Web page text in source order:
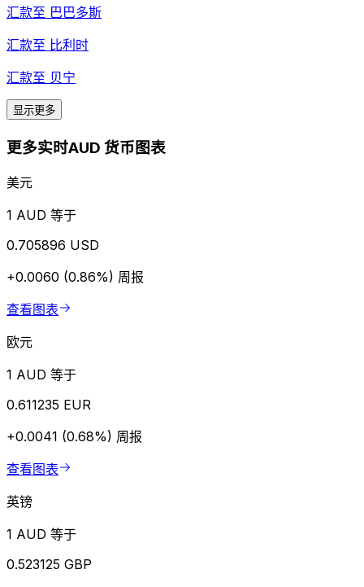
汇款至 巴巴多斯
汇款至 比利时
汇款至 贝宁
显示更多
更多实时AUD 货币图表
美元
1 AUD 等于
0.705896 USD
+0.0060 (0.86%) 周报
查看图表
欧元
1 AUD 等于
0.611235 EUR
+0.0041 (0.68%) 周报
查看图表
英镑
1 AUD 等于
0.523125 GBP